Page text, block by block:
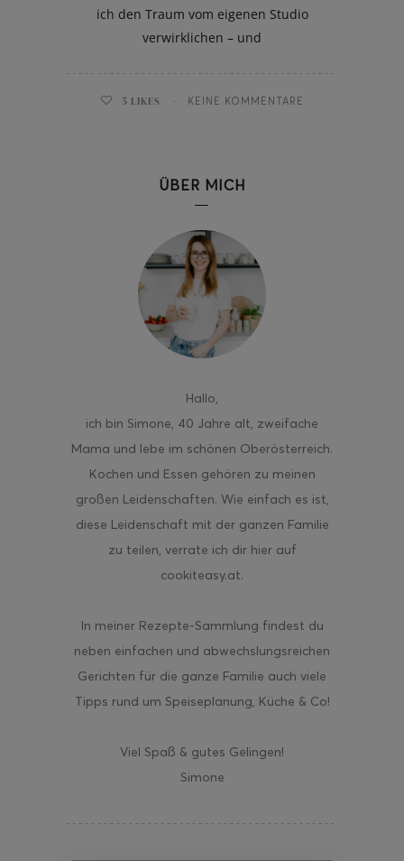
ich den Traum vom eigenen Studio
verwirklichen – und
5 LIKES KEINE KOMMENTARE
ÜBER MICH
Hallo,
ich bin Simone, 40 Jahre alt, zweifache
Mama und lebe im schönen Oberösterreich.
Kochen und Essen gehören zu meinen
großen Leidenschaften. Wie einfach es ist,
diese Leidenschaft mit der ganzen Familie
zu teilen, verrate ich dir hier auf
cookiteasy.at.
In meiner Rezepte-Sammlung findest du
neben einfachen und abwechslungsreichen
Gerichten für die ganze Familie auch viele
Tipps rund um Speiseplanung, Küche & Co!
Viel Spaß & gutes Gelingen!
Simone